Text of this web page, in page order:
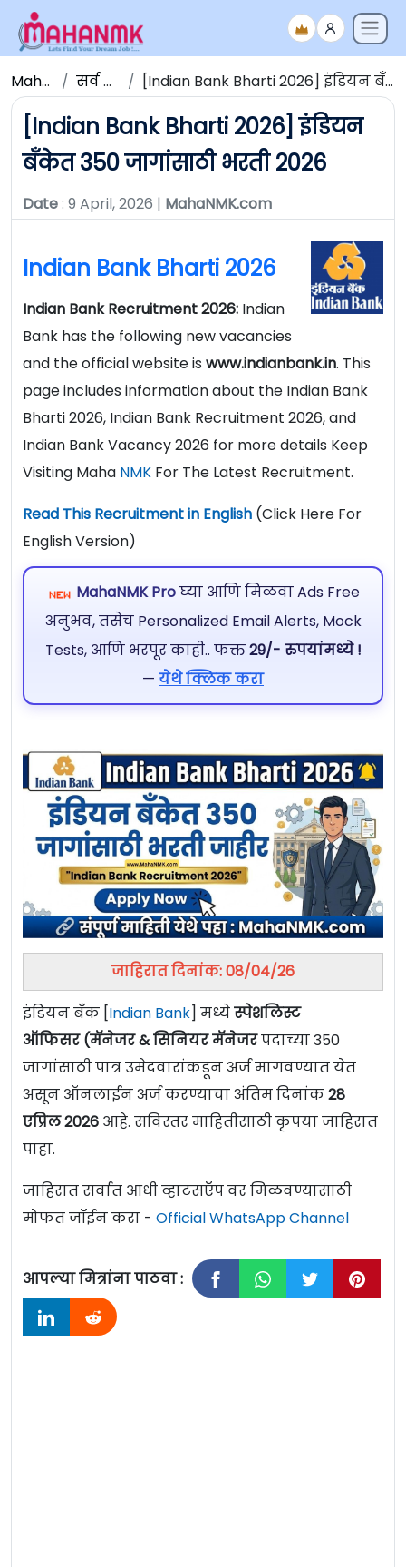
Maha NMK सर्व जाहिराती [Indian Bank Bharti 2026] इंडियन बँकेत 350 जागांसाठी भरती 2026
[Indian Bank Bharti 2026] इंडियन
बँकेत 350 जागांसाठी भरती 2026
Date: 9 April, 2026 | MahaNMK.com
Indian Bank Bharti 2026
Indian Bank Recruitment 2026: Indian
Bank has the following new vacancies
and the official website is www.indianbank.in. This
page includes information about the Indian Bank
Bharti 2026, Indian Bank Recruitment 2026, and
Indian Bank Vacancy 2026 for more details Keep
Visiting Maha NMK For The Latest Recruitment.
Read This Recruitment in English (Click Here For
English Version)
MahaNMK Proघ्या आणि मिळवा Ads Free
अनुभव, तसेच Personalized Email Alerts, Mock
Tests, आणि भरपूर काही.. फक्त29/- रुपयांमध्ये !
— येथे क्लिक करा
जाहिरात दिनांक: 08/04/26
इंडियन बँक [Indian Bank] मध्येस्पेशलिस्ट
ऑफिसर (मॅनेजर & सिनियर मॅनेजरपदाच्या 350
जागांसाठी पात्र उमेदवारांकडून अर्ज मागवण्यात येत
असून ऑनलाईन अर्ज करण्याचा अंतिम दिनांक28
एप्रिल 2026 आहे. सविस्तर माहितीसाठी कृपया जाहिरात
पाहा.
जाहिरात सर्वात आधी व्हाटसऍप वर मिळवण्यासाठी
मोफत जॉईन करा - Official WhatsApp Channel
आपल्या मित्रांना पाठवा :